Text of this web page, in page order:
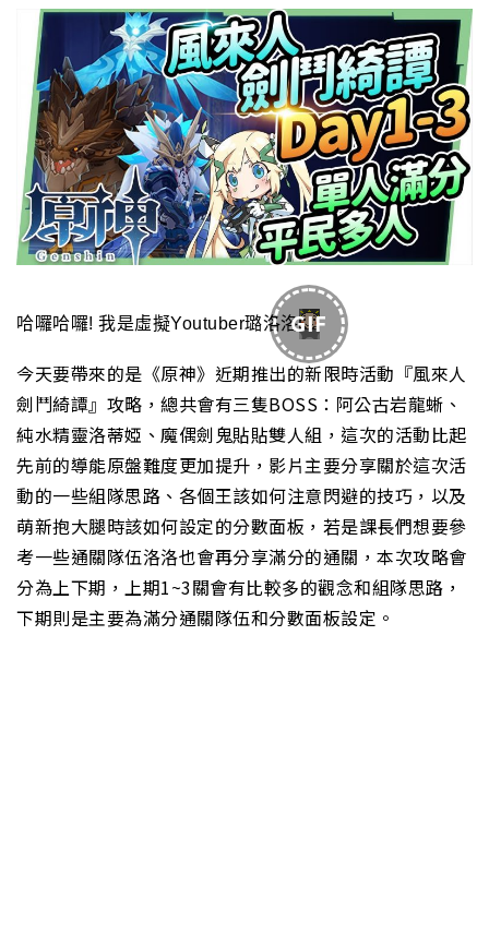
哈囉哈囉! 我是虛擬Youtuber璐洛洛GIF
今天要帶來的是《原神》近期推出的新限時活動『風來人
劍鬥綺譚』攻略，總共會有三隻BOSS： 阿公古岩龍蜥、
純水精靈洛蒂婭、魔偶劍鬼貼貼雙人組 ，這次的活動比起
先前的導能原盤難度更加提升，影片主要分享關於這次活
動的一些組隊思路、各個王該如何注意閃避的技巧，以及
萌新抱大腿時該如何設定的分數面板，若是課長們想要參
考一些通關隊伍洛洛也會再分享滿分的通關，本次攻略會
分為上下期，上期1~3關會有比較多的觀念和組隊思路，
下期則是主要為滿分通關隊伍和分數面板設定。